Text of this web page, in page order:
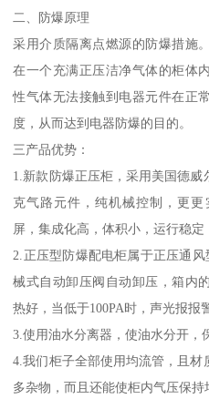
二、防爆原理
采用介质隔离点燃源的防爆措施
在一个充满正压洁净气体的柜体
性气体无法接触到电器元件在正
度，从而达到电器防爆的目的。
三产品优势：
1.新款防爆正压柜，采用美国德
克气路元件，纯机械控制，更
屏，集成化高，体积小，运行稳定
2.正压型防爆配电柜属于正压通
械式自动卸压阀自动卸压，箱内
热好，当低于100PA时，声光报报
3.使用油水分离器，使油水分开，
4.我们柜子全部使用均流管，且
多杂物，而且还能使柜内气压保持